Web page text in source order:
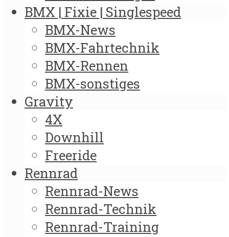
BMX | Fixie | Singlespeed
BMX-News
BMX-Fahrtechnik
BMX-Rennen
BMX-sonstiges
Gravity
4X
Downhill
Freeride
Rennrad
Rennrad-News
Rennrad-Technik
Rennrad-Training